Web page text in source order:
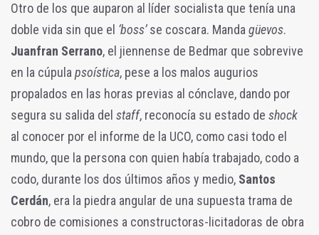
Otro de los que auparon al líder socialista que tenía una
doble vida sin que el ‘boss’se coscara. Manda güevos.
Juanfran Serrano, el jiennense de Bedmar que sobrevive
en la cúpula psoística, pese a los malos augurios
propalados en las horas previas al cónclave, dando por
segura su salida del staff, reconocía su estado de shock
al conocer por el informe de la UCO, como casi todo el
mundo, que la persona con quien había trabajado, codo a
codo, durante los dos últimos años y medio, Santos
Cerdán, era la piedra angular de una supuesta trama de
cobro de comisiones a constructoras-licitadoras de obra